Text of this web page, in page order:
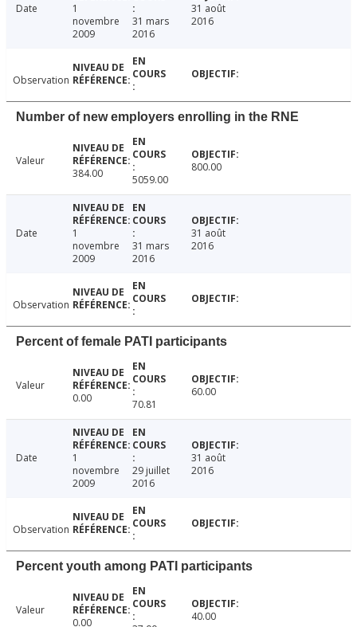
Date
1
novembre
2009
31 mars
2016
31 août
2016
Observation
Number of new employers enrolling in the RNE
Valeur
384.00
5059.00
800.00
Date
1
novembre
2009
31 mars
2016
31 août
2016
Observation
Percent of female PATI participants
Valeur
0.00
70.81
60.00
Date
1
novembre
2009
29 juillet
2016
31 août
2016
Observation
Percent youth among PATI participants
Valeur
0.00
40.00